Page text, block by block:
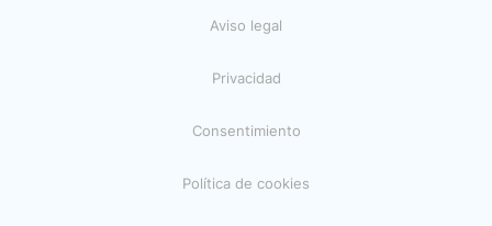
Aviso legal
Privacidad
Consentimiento
Política de cookies